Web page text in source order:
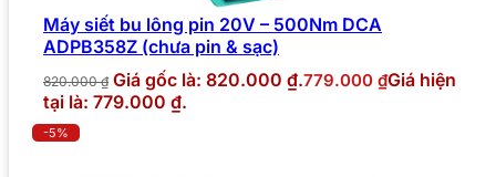
Máy siết bu lông pin 20V – 500Nm DCA
ADPB358Z (chưa pin & sạc)
820.000₫ Giá gốc là: 820.000 ₫.779.000 ₫Giá hiện
tại là: 779.000 ₫.
-5%